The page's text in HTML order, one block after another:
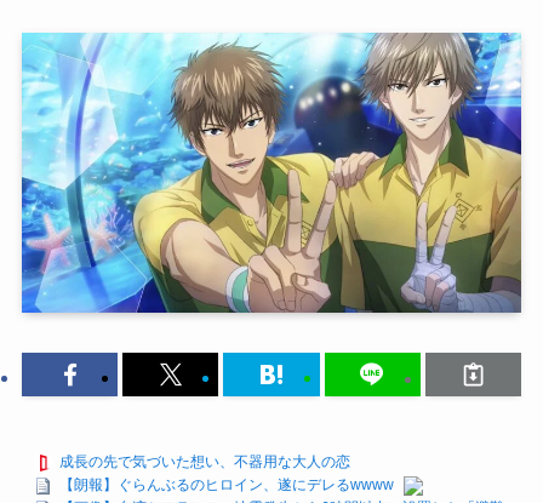
成長の先で気づいた想い、不器用な大人の恋
【朗報】ぐらんぶるのヒロイン、遂にデレるwwww